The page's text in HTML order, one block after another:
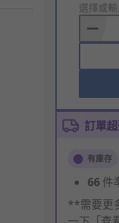
to
Basket
選擇或
訂單
有庫存
66 件
**需要更